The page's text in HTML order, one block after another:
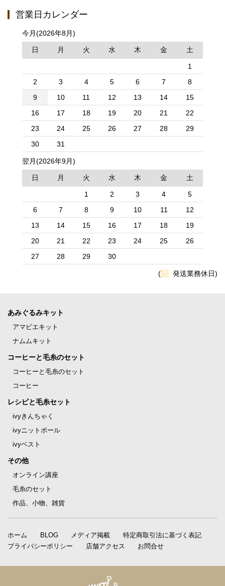
営業日カレンダー
今月(2026年8月)
日 月 火 水 木 金 土
1
2
3 4 5 6 7
8
9
10 11 12 13 14
15
16
17 18 19 20 21
22
23
24 25 26 27 28
29
30
31
翌月(2026年9月)
日 月 火 水 木 金 土
1 2 3 4
5
6
7 8 9 10 11
12
13
14 15 16 17 18
19
20
21 22 23 24 25
26
27
28 29 30
( 発送業務休日)
あみぐるみキット
アマビエキット
ナムムキット
コーヒーと毛糸のセット
コーヒーと毛糸のセット
コーヒー
レシピと毛糸セット
ivyきんちゃく
ivyニットボール
ivyベスト
その他
オンライン講座
毛糸のセット
作品、小物、雑貨
ホーム BLOG メディア掲載
特定商取引法に基づく表記
プライバシーポリシー
店舗アクセス お問合せ